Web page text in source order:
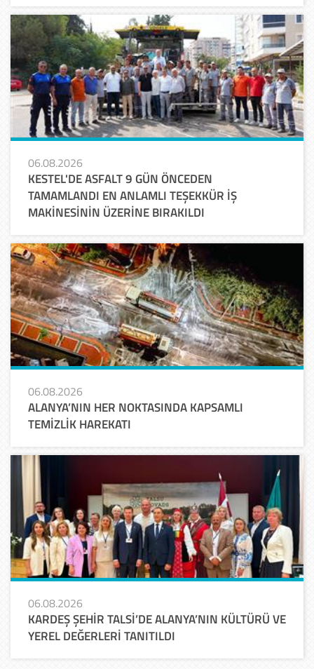
06.08.2026
KESTEL'DE ASFALT 9 GÜN ÖNCEDEN
TAMAMLANDI EN ANLAMLI TEŞEKKÜR İŞ
MAKİNESİNİN ÜZERİNE BIRAKILDI
06.08.2026
ALANYA’NIN HER NOKTASINDA KAPSAMLI
TEMİZLİK HAREKATI
06.08.2026
KARDEŞ ŞEHİR TALSİ’DE ALANYA’NIN KÜLTÜRÜ VE
YEREL DEĞERLERİ TANITILDI